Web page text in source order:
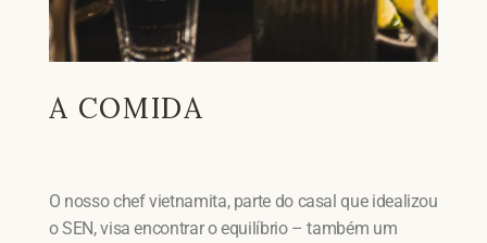
A COMIDA
O nosso chef vietnamita, parte do casal que idealizou
o SEN, visa encontrar o equilíbrio – também um